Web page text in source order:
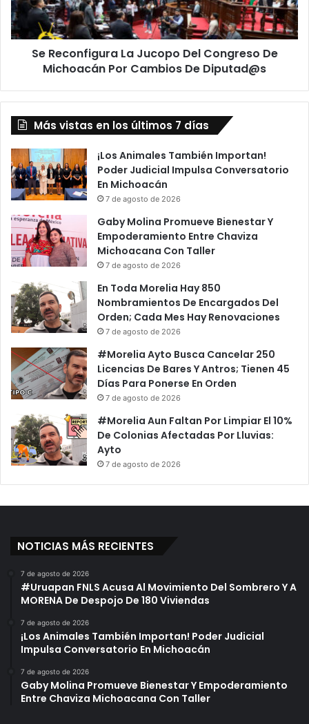
De
Michoacán
Por
CambiosSe Reconfigura La Jucopo Del Congreso De
Michoacán Por Cambios De Diputad@s
Más vistas en los últimos 7 días
¡Los Animales También Importan!
Poder Judicial Impulsa Conversatorio
En Michoacán
7 de agosto de 2026
Gaby Molina Promueve Bienestar Y
Empoderamiento Entre Chaviza
Michoacana Con Taller
7 de agosto de 2026
En Toda Morelia Hay 850
Nombramientos De Encargados Del
Orden; Cada Mes Hay Renovaciones
7 de agosto de 2026
#Morelia Ayto Busca Cancelar 250
Licencias De Bares Y Antros; Tienen 45
Días Para Ponerse En Orden
7 de agosto de 2026
#Morelia Aun Faltan Por Limpiar El 10%
De Colonias Afectadas Por Lluvias:
Ayto
7 de agosto de 2026
NOTICIAS MÁS RECIENTES
7 de agosto de 2026
#Uruapan FNLS Acusa Al Movimiento Del Sombrero Y A
MORENA De Despojo De 180 Viviendas
7 de agosto de 2026
¡Los Animales También Importan! Poder Judicial
Impulsa Conversatorio En Michoacán
7 de agosto de 2026
Gaby Molina Promueve Bienestar Y Empoderamiento
Entre Chaviza Michoacana Con Taller